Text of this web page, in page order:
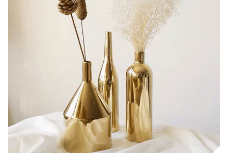
Luminous
INTERACTIVE ART